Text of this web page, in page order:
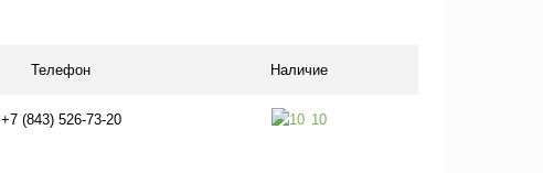
Телефон Наличие
+7 (843) 526-73-20 10